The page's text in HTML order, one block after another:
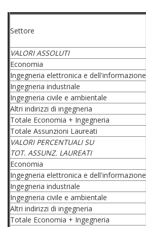
Settore
VALORI ASSOLUTI
Economia
Ingegneria elettronica e dell'informazione
Ingegneria industriale
Ingegneria civile e ambientale
Altri indirizzi di ingegneria
Totale Economia + Ingegneria
Totale Assunzioni Laureati
VALORI PERCENTUALI SU
TOT. ASSUNZ. LAUREATI
Economia
Ingegneria elettronica e dell'informazione
Ingegneria industriale
Ingegneria civile e ambientale
Altri indirizzi di ingegneria
Totale Economia + Ingegneria